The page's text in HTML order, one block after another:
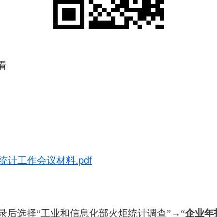
计工作会议材料.pdf
后选择“工业和信息化部火炬统计调查”→“企业年